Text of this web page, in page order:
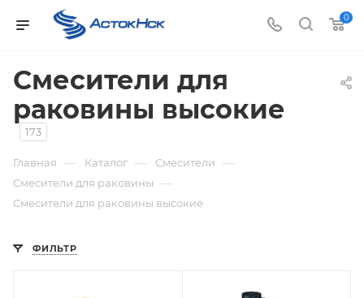
0
Смесители для
раковины высокие
173
Главная — Каталог — Смесители —
Смесители для раковины —
Смесители для раковины высокие
ФИЛЬТР